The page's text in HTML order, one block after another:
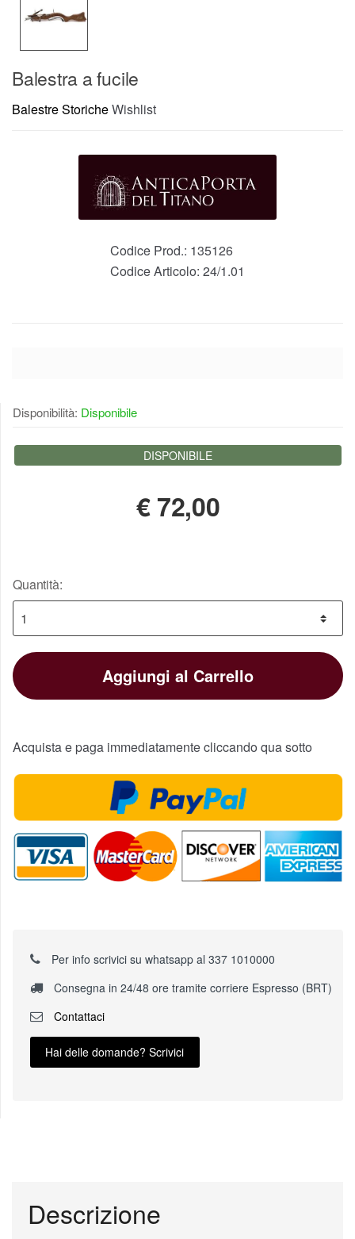
Balestra a fucile
Balestre StoricheWishlist
Codice Prod.: 135126
Codice Articolo: 24/1.01
Disponibilità: Disponibile
DISPONIBILE
€72,00
Quantità:
Aggiungi al Carrello
Acquista e paga immediatamente cliccando qua sotto
Per info scrivici su whatsapp al 337 1010000
Consegna in 24/48 ore tramite corriere Espresso (BRT)
Contattaci
Hai delle domande? Scrivici
Descrizione